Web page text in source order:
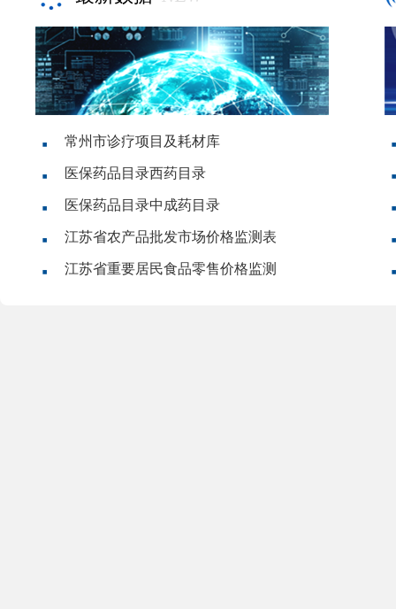
常州市诊疗项目及耗材库
医保药品目录西药目录
医保药品目录中成药目录
江苏省农产品批发市场价格监测表
江苏省重要居民食品零售价格监测